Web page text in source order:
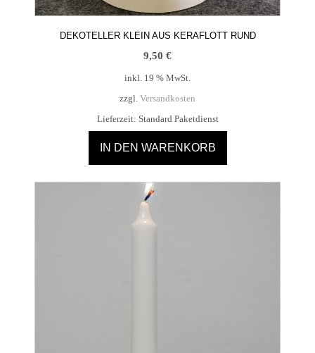
DEKOTELLER KLEIN AUS KERAFLOTT RUND
9,50 €
inkl. 19 % MwSt.
zzgl. Versandkosten
Lieferzeit: Standard Paketdienst
IN DEN WARENKORB